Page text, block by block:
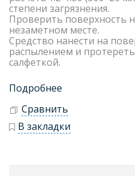
степени загрязнения.
Проверить поверхность
незаметном месте.
Средство нанести на
распылением и
салфеткой.
Подробнее
Сравнить
В закладки